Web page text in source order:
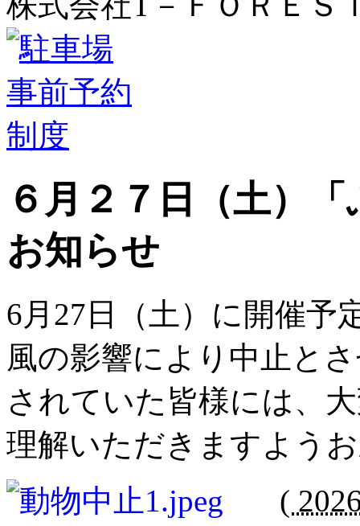
６月２７日（土）
お知らせ
6月27日（土）に開催予
風の影響により中止と
されていた皆様には、
理解いただきますよう
(